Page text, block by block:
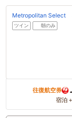
Metropolitan Select
ツイン 朝のみ
往復航空券
宿泊